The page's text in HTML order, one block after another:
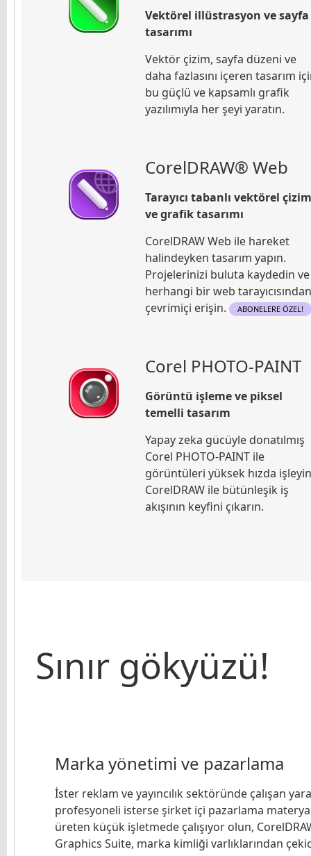
Vektörel illüstrasyon ve sayfa
tasarımı
Vektör çizim, sayfa düzeni ve
daha fazlasını içeren tasarım
bu güçlü ve kapsamlı grafik
yazılımıyla her şeyi yaratın.
CorelDRAW® Web
Tarayıcı tabanlı vektörel çizim
ve grafik tasarımı
CorelDRAW Web ile hareket
halindeyken tasarım yapın.
Projelerinizi buluta kaydedin ve
herhangi bir web tarayıcısından
çevrimiçi erişin.
ABONELERE ÖZEL!
Corel PHOTO-PAINT
Görüntü işleme ve piksel
temelli tasarım
Yapay zeka gücüyle donatılmış
Corel PHOTO-PAINT ile
görüntüleri yüksek hızda
CorelDRAW ile bütünleşik iş
akışının keyfini çıkarın.
Sınır gökyüzü!
Marka yönetimi ve pazarlama
İster reklam ve yayıncılık sektöründe çalışan
profesyoneli isterse şirket içi pazarlama
üreten küçük işletmede çalışıyor olun,
Graphics Suite, marka kimliği varlıklarından